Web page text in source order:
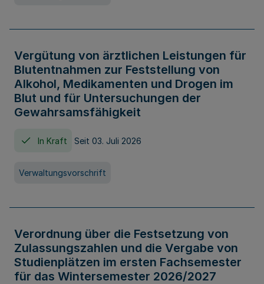
Vergütung von ärztlichen Leistungen für
Blutentnahmen zur Feststellung von
Alkohol, Medikamenten und Drogen im
Blut und für Untersuchungen der
Gewahrsamsfähigkeit
In Kraft Seit 03. Juli 2026
Verwaltungsvorschrift
Verordnung über die Festsetzung von
Zulassungszahlen und die Vergabe von
Studienplätzen im ersten Fachsemester
für das Wintersemester 2026/2027